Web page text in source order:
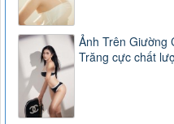
Ảnh Trên Giường
Trăng cực chất